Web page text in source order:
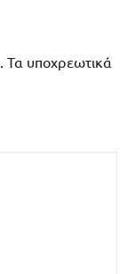
Τα υποχρεωτικά